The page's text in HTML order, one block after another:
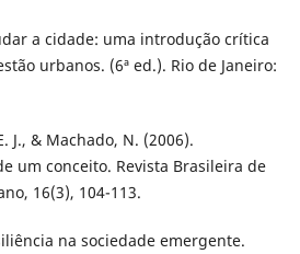
a cidade: uma introdução crítica
urbanos. (6ª ed.). Rio de Janeiro:
J., & Machado, N. (2006).
um conceito. Revista Brasileira de
16(3), 104-113.
na sociedade emergente.